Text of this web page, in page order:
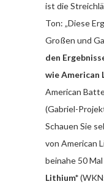
ist die
Ton: „Diese
Großen und
den
wie American
American
(Gabriel-
Schauen Sie
von American
beinahe 50
Lithium*